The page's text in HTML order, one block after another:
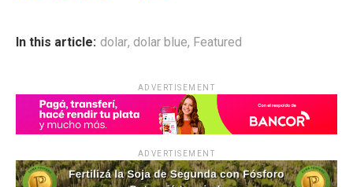
ce
o
k
at
p
p
ke
m
ar
tir
In this article: dolar, dolar blue, Featured
ADVERTISEMENT
ADVERTISEMENT